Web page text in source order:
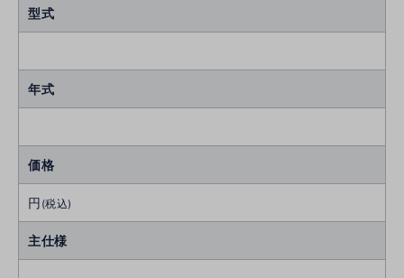
型式
年式
価格
円 (税込)
主仕様